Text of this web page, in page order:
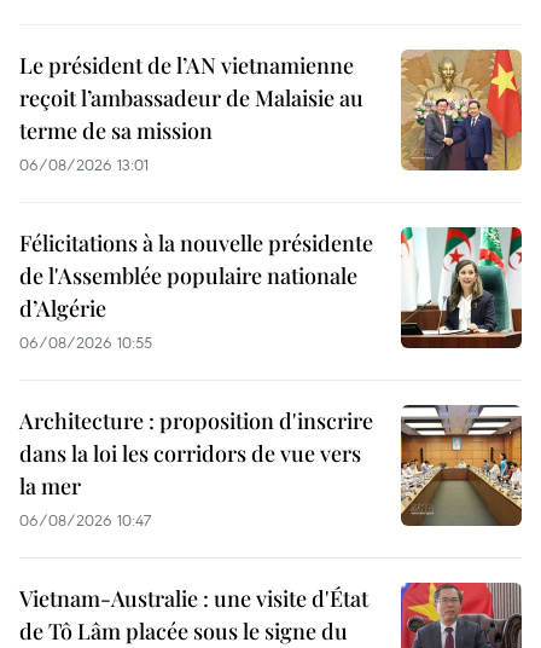
Le président de l’AN vietnamienne
reçoit l’ambassadeur de Malaisie au
terme de sa mission
06/08/2026 13:01
Félicitations à la nouvelle présidente
de l'Assemblée populaire nationale
d’Algérie
06/08/2026 10:55
Architecture : proposition d'inscrire
dans la loi les corridors de vue vers
la mer
06/08/2026 10:47
Vietnam-Australie : une visite d'État
de Tô Lâm placée sous le signe du